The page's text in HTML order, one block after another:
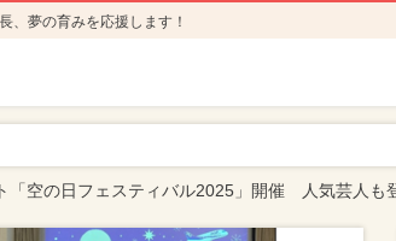
、夢の育みを応援します！
「空の日フェスティバル2025」開催 人気芸人も